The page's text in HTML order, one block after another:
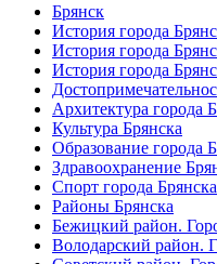
Брянск
История города
История города
История города
Архитектура города
Культура Брянска
Образование города
Здравоохранение
Спорт города Брянска
Районы Брянска
Бежицкий район.
Володарский район.